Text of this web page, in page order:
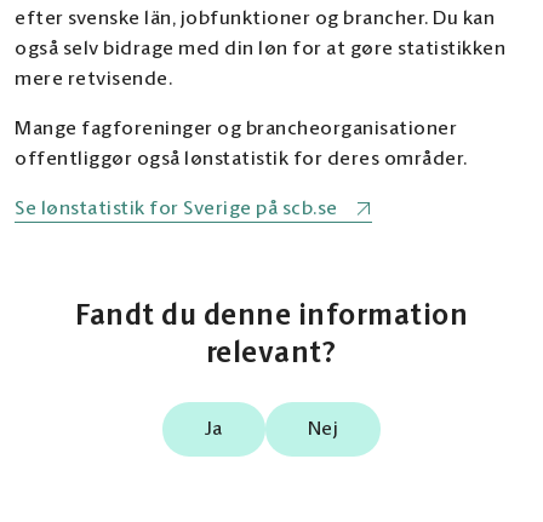
efter svenske län, jobfunktioner og brancher. Du kan
også selv bidrage med din løn for at gøre statistikken
mere retvisende.
Mange fagforeninger og brancheorganisationer
offentliggør også lønstatistik for deres områder.
Se lønstatistik for Sverige på scb.se
Fandt du denne information
relevant?
Ja Nej